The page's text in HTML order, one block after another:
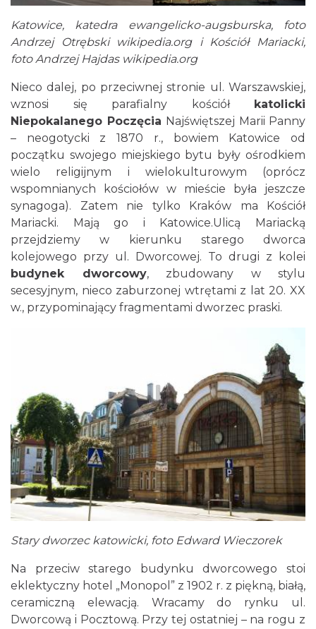
Katowice, katedra ewangelicko-augsburska, foto
Andrzej Otrębski wikipedia.org i Kościół Mariacki,
foto Andrzej Hajdas wikipedia.org
Nieco dalej, po przeciwnej stronie ul. Warszawskiej,
wznosi się parafialny kościół katolicki
Niepokalanego Poczęcia Najświętszej Marii Panny
– neogotycki z 1870 r., bowiem Katowice od
początku swojego miejskiego bytu były ośrodkiem
wielo religijnym i wielokulturowym (oprócz
wspomnianych kościołów w mieście była jeszcze
synagoga). Zatem nie tylko Kraków ma Kościół
Mariacki. Mają go i Katowice.Ulicą Mariacką
przejdziemy w kierunku starego dworca
kolejowego przy ul. Dworcowej. To drugi z kolei
budynek dworcowy, zbudowany w stylu
secesyjnym, nieco zaburzonej wtrętami z lat 20. XX
w., przypominający fragmentami dworzec praski.
Stary dworzec katowicki, foto Edward Wieczorek
Na przeciw starego budynku dworcowego stoi
eklektyczny hotel „Monopol” z 1902 r. z piękną, białą,
ceramiczną elewacją. Wracamy do rynku ul.
Dworcową i Pocztową. Przy tej ostatniej – na rogu z